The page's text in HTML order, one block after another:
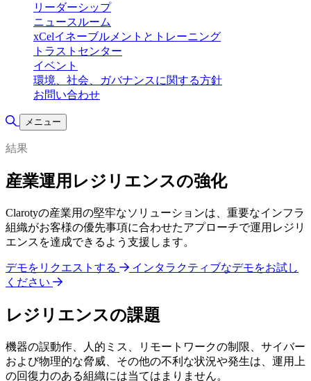
リーダーシップ
ニュースルーム
xCelイネーブルメントとトレーニング
トラストセンター
イベント
環境、社会、ガバナンスに関する方針
お問い合わせ
検索の切り替え
メニュー
結果
産業運用レジリエンスの強化
Clarotyの産業用の堅牢なソリューションは、重要なインフラ
組織がお客様の優先事項に合わせたアプローチで運用レジリ
エンスを達成できるよう支援します。
デモをリクエストする
インタラクティブなデモをお試し
ください
レジリエンスの課題
機器の誤動作、人的ミス、リモートワークの制限、サイバー
および物理的な脅威、その他の不利な状況や発生は、運用上
の回復力のある組織には当てはまりません。